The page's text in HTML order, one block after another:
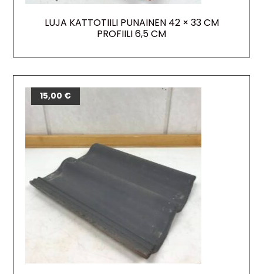
LUJA KATTOTIILI PUNAINEN 42 × 33 CM
PROFIILI 6,5 CM
15,00 €